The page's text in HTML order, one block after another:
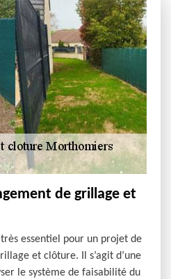
de grillage et
essentiel pour un projet de
et clôture. Il s’agit d’une
le système de faisabilité du